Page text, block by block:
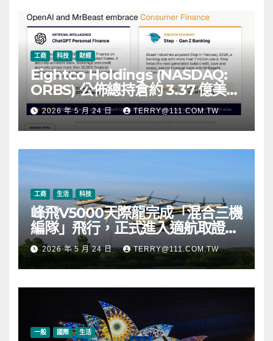
工商 科技 財經
Eightco Holdings (NASDAQ:
ORBS) 公佈總持倉約 3.37 億美
元，涵蓋 OpenAI、Beast
Industries、超過 11,000 枚以太
幣 (ETH) 及逾 2.83 億枚 WLD 代
幣
2026 年 5 月 24 日 TERRY@111.COM.TW
工商 生活 科技
峰飛V5000天際龍完成「混合三機
編隊」飛行，正式進入適航取證階
段2026 年 5 月 24 日 TERRY@111.COM.TW
一般 國際 生活